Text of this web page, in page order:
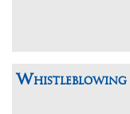
Whistleblowing